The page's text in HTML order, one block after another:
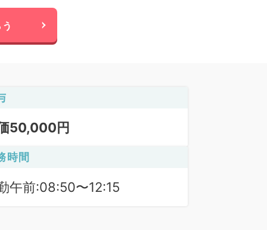
50,000円
時間
午前:08:50〜12:15